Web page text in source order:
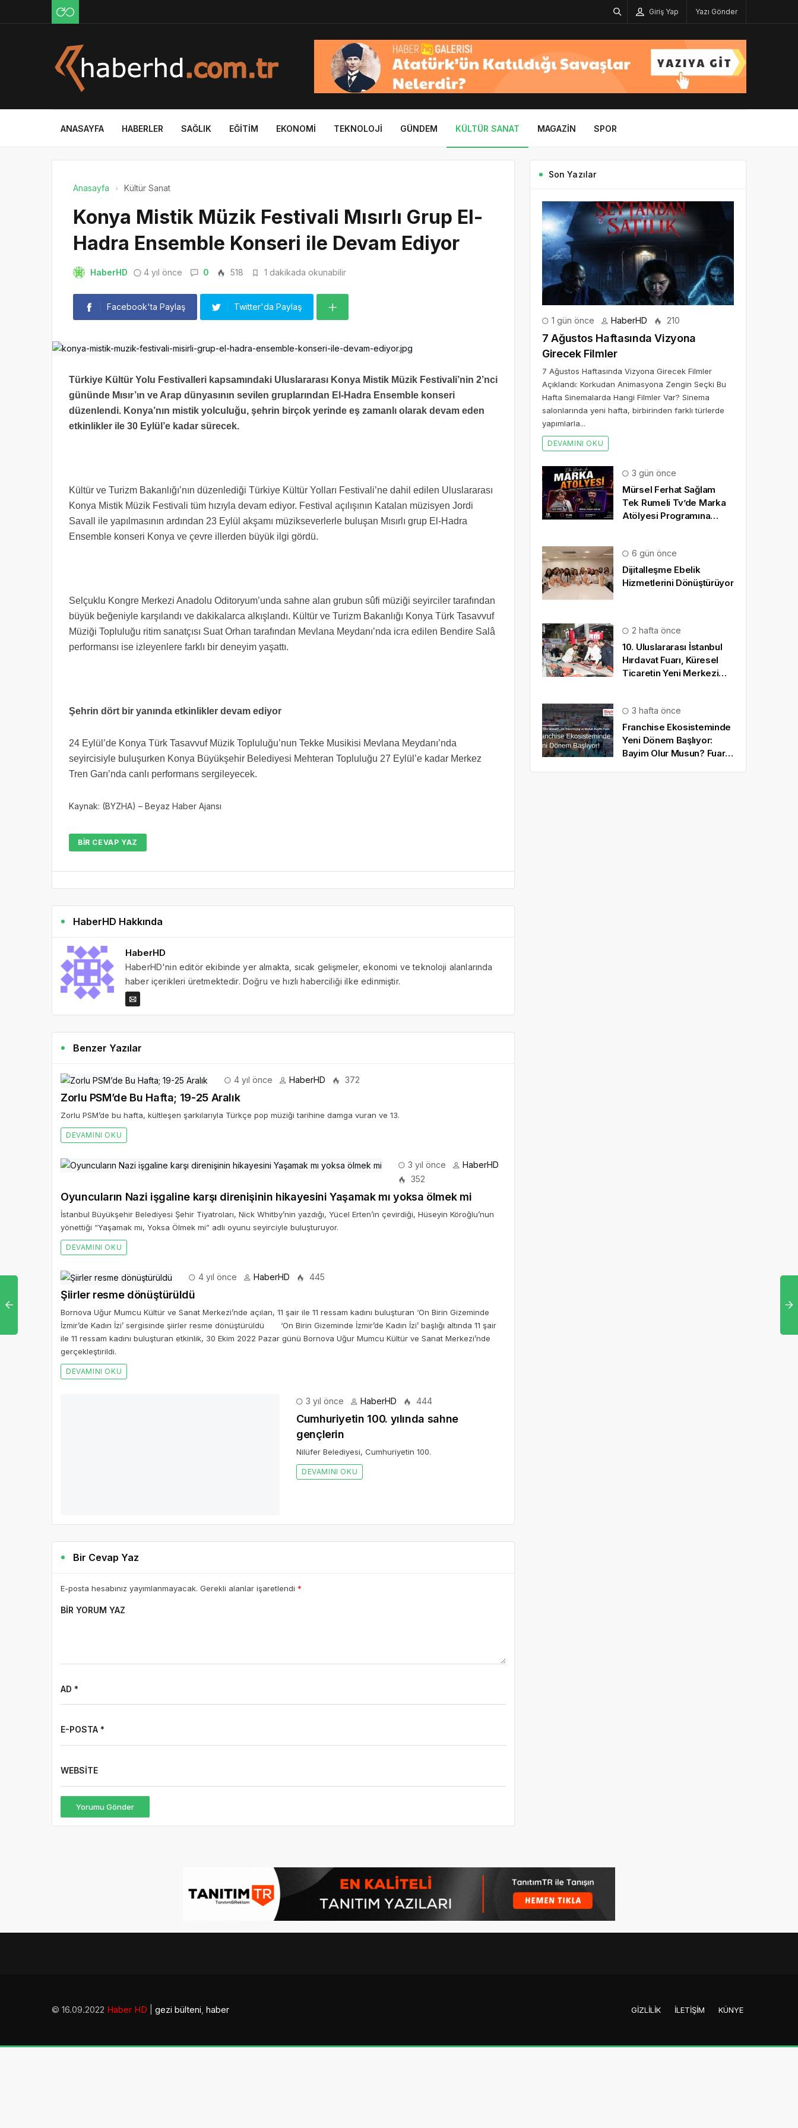
Giriş Yap Yazı Gönder
ANASAYFA HABERLER SAĞLIK EĞITIM EKONOMI TEKNOLOJI GÜNDEM KÜLTÜR SANAT MAGAZIN SPOR
Anasayfa Kültür Sanat
Konya Mistik Müzik Festivali Mısırlı Grup El-
Hadra Ensemble Konseri ile Devam Ediyor
HaberHD 4 yıl önce 0 518 1 dakikada okunabilir
Facebook'ta Paylaş Twitter'da Paylaş
Türkiye Kültür Yolu Festivalleri kapsamındaki Uluslararası Konya Mistik Müzik Festivali’nin 2’nci
gününde Mısır’ın ve Arap dünyasının sevilen gruplarından El-Hadra Ensemble konseri
düzenlendi. Konya’nın mistik yolculuğu, şehrin birçok yerinde eş zamanlı olarak devam eden
etkinlikler ile 30 Eylül’e kadar sürecek.
Kültür ve Turizm Bakanlığı’nın düzenlediği Türkiye Kültür Yolları Festivali’ne dahil edilen Uluslararası
Konya Mistik Müzik Festivali tüm hızıyla devam ediyor. Festival açılışının Katalan müzisyen Jordi
Savall ile yapılmasının ardından 23 Eylül akşamı müzikseverlerle buluşan Mısırlı grup El-Hadra
Ensemble konseri Konya ve çevre illerden büyük ilgi gördü.
Selçuklu Kongre Merkezi Anadolu Oditoryum’unda sahne alan grubun sûfi müziği seyirciler tarafından
büyük beğeniyle karşılandı ve dakikalarca alkışlandı. Kültür ve Turizm Bakanlığı Konya Türk Tasavvuf
Müziği Topluluğu ritim sanatçısı Suat Orhan tarafından Mevlana Meydanı’nda icra edilen Bendire Salâ
performansı ise izleyenlere farklı bir deneyim yaşattı.
Şehrin dört bir yanında etkinlikler devam ediyor
24 Eylül’de Konya Türk Tasavvuf Müzik Topluluğu’nun Tekke Musikisi Mevlana Meydanı’nda
seyircisiyle buluşurken Konya Büyükşehir Belediyesi Mehteran Topluluğu 27 Eylül’e kadar Merkez
Tren Garı’nda canlı performans sergileyecek.
Kaynak: (BYZHA) – Beyaz Haber Ajansı
BIR CEVAP YAZ
HaberHD Hakkında
HaberHD
HaberHD'nin editör ekibinde yer almakta, sıcak gelişmeler, ekonomi ve teknoloji alanlarında
haber içerikleri üretmektedir. Doğru ve hızlı haberciliği ilke edinmiştir.
Benzer Yazılar
4 yıl önce HaberHD 372
Zorlu PSM’de Bu Hafta; 19-25 Aralık
Zorlu PSM’de bu hafta, kültleşen şarkılarıyla Türkçe pop müziği tarihine damga vuran ve 13.
DEVAMINI OKU
3 yıl önce
HaberHD
352
Oyuncuların Nazi işgaline karşı direnişinin hikayesini Yaşamak mı yoksa ölmek mi
İstanbul Büyükşehir Belediyesi Şehir Tiyatroları, Nick Whitby’nin yazdığı, Yücel Erten’in çevirdiği, Hüseyin Köroğlu’nun
yönettiği “Yaşamak mı, Yoksa Ölmek mi” adlı oyunu seyirciyle buluşturuyor.
DEVAMINI OKU
4 yıl önce HaberHD 445
Şiirler resme dönüştürüldü
Bornova Uğur Mumcu Kültür ve Sanat Merkezi’nde açılan, 11 şair ile 11 ressam kadını buluşturan ‘On Birin Gizeminde
İzmir’de Kadın İzi’ sergisinde şiirler resme dönüştürüldü ‘On Birin Gizeminde İzmir’de Kadın İzi’ başlığı altında 11 şair
ile 11 ressam kadını buluşturan etkinlik, 30 Ekim 2022 Pazar günü Bornova Uğur Mumcu Kültür ve Sanat Merkezi’nde
gerçekleştirildi.
DEVAMINI OKU
HaberHD 444
E-posta hesabınız yayımlanmayacak. Gerekli alanlar işaretlendi*
BIR YORUM YAZ
Son Yazılar
1 gün önce HaberHD 210
7 Ağustos Haftasında Vizyona
Girecek Filmler
7 Ağustos Haftasında Vizyona Girecek Filmler
Açıklandı: Korkudan Animasyona Zengin Seçki Bu
Hafta Sinemalarda Hangi Filmler Var? Sinema
salonlarında yeni hafta, birbirinden farklı türlerde
yapımlarla...
DEVAMINI OKU
3 gün önce
Mürsel Ferhat Sağlam
Tek Rumeli Tv’de Marka
Atölyesi Programına
6 gün önce
Dijitalleşme Ebelik
Hizmetlerini Dönüştürüyor
2 hafta önce
10. Uluslararası İstanbul
Hırdavat Fuarı, Küresel
Ticaretin Yeni Merkezi
3 hafta önce
Franchise Ekosisteminde
Yeni Dönem Başlıyor:
Bayim Olur Musun? Fuarı